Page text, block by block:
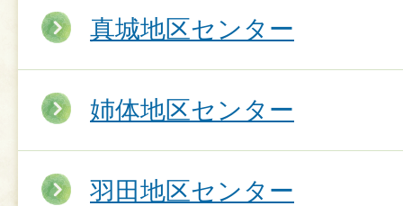
真城地区センター
姉体地区センター
羽田地区センター